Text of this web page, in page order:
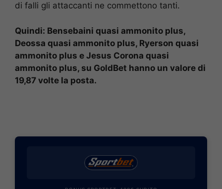
di falli gli attaccanti ne commettono tanti.
Quindi: Bensebaini quasi ammonito plus,
Deossa quasi ammonito plus, Ryerson quasi
ammonito plus e Jesus Corona quasi
ammonito plus, su GoldBet hanno un valore di
19,87 volte la posta.